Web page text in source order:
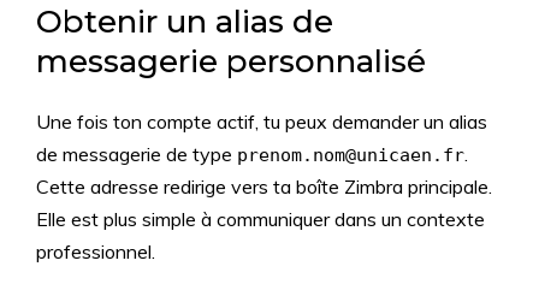
Obtenir un alias de
messagerie personnalisé
Une fois ton compte actif, tu peux demander un alias
de messagerie de type prenom.nom@unicaen.fr
Cette adresse redirige vers ta boîte Zimbra principale.
Elle est plus simple à communiquer dans un contexte
professionnel.